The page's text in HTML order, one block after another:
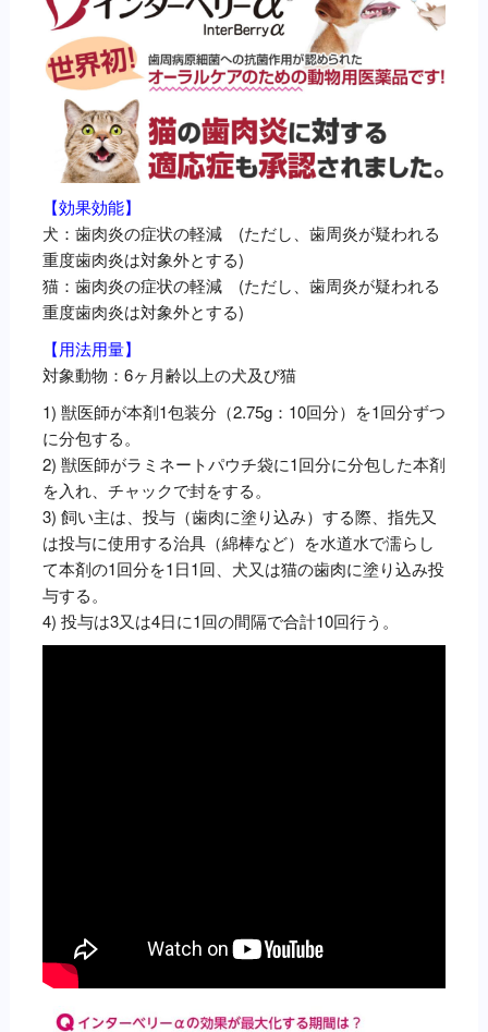
【効果効能】
犬：歯肉炎の症状の軽減 (ただし、歯周炎が疑われる
重度歯肉炎は対象外とする)
猫：歯肉炎の症状の軽減 (ただし、歯周炎が疑われる
重度歯肉炎は対象外とする)
【用法用量】
対象動物：6ヶ月齢以上の犬及び猫
1) 獣医師が本剤1包装分（2.75g：10回分）を1回分ずつ
に分包する。
2) 獣医師がラミネートパウチ袋に1回分に分包した本剤
を入れ、チャックで封をする。
3) 飼い主は、投与（歯肉に塗り込み）する際、指先又
は投与に使用する治具（綿棒など）を水道水で濡らし
て本剤の1回分を1日1回、犬又は猫の歯肉に塗り込み投
与する。
4) 投与は3又は4日に1回の間隔で合計10回行う。